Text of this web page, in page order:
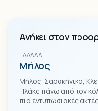
Ανήκει στον
ΕΛΛΆΔΑ
Μήλος
Μήλος: Σαρακήνικο,
Πλάκα πάνω από τον
πιο εντυπωσιακές